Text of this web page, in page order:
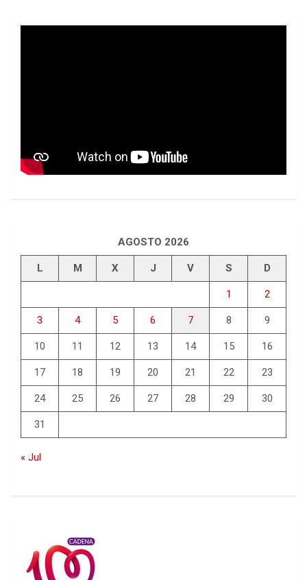
AGOSTO 2026
L M X J V S D
1 2
3 4 5 6 7 8 9
10 11 12 13 14 15 16
17 18 19 20 21 22 23
24 25 26 27 28 29 30
31
« Jul